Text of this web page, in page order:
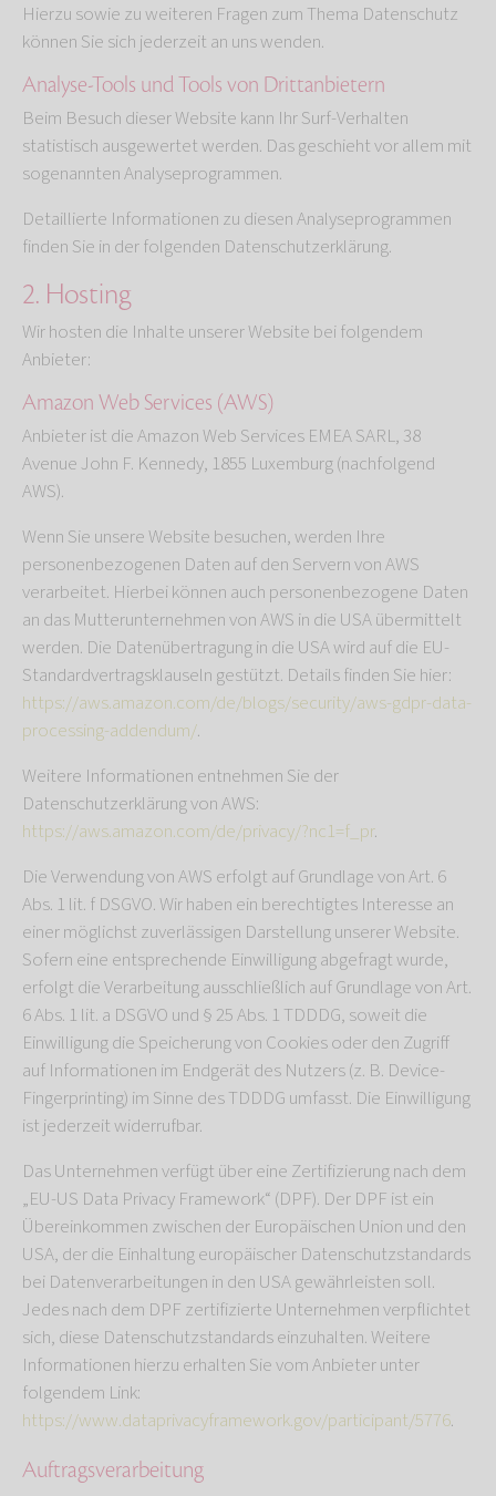
Hierzu sowie zu weiteren Fragen zum Thema Datenschutz
können Sie sich jederzeit an uns wenden.
Analyse-Tools und Tools von Dritt­anbietern
Beim Besuch dieser Website kann Ihr Surf-Verhalten
statistisch ausgewertet werden. Das geschieht vor allem mit
sogenannten Analyseprogrammen.
Detaillierte Informationen zu diesen Analyseprogrammen
finden Sie in der folgenden Datenschutzerklärung.
2. Hosting
Wir hosten die Inhalte unserer Website bei folgendem
Anbieter:
Amazon Web Services (AWS)
Anbieter ist die Amazon Web Services EMEA SARL, 38
Avenue John F. Kennedy, 1855 Luxemburg (nachfolgend
AWS).
Wenn Sie unsere Website besuchen, werden Ihre
personenbezogenen Daten auf den Servern von AWS
verarbeitet. Hierbei können auch personenbezogene Daten
an das Mutterunternehmen von AWS in die USA übermittelt
werden. Die Datenübertragung in die USA wird auf die EU-
Standardvertragsklauseln gestützt. Details finden Sie hier:
https://aws.amazon.com/de/blogs/security/aws-gdpr-data-
processing-addendum/.
Weitere Informationen entnehmen Sie der
Datenschutzerklärung von AWS:
https://aws.amazon.com/de/privacy/?nc1=f_pr.
Die Verwendung von AWS erfolgt auf Grundlage von Art. 6
Abs. 1 lit. f DSGVO. Wir haben ein berechtigtes Interesse an
einer möglichst zuverlässigen Darstellung unserer Website.
Sofern eine entsprechende Einwilligung abgefragt wurde,
erfolgt die Verarbeitung ausschließlich auf Grundlage von Art.
6 Abs. 1 lit. a DSGVO und § 25 Abs. 1 TDDDG, soweit die
Einwilligung die Speicherung von Cookies oder den Zugriff
auf Informationen im Endgerät des Nutzers (z. B. Device-
Fingerprinting) im Sinne des TDDDG umfasst. Die Einwilligung
ist jederzeit widerrufbar.
Das Unternehmen verfügt über eine Zertifizierung nach dem
„EU-US Data Privacy Framework“ (DPF). Der DPF ist ein
Übereinkommen zwischen der Europäischen Union und den
USA, der die Einhaltung europäischer Datenschutzstandards
bei Datenverarbeitungen in den USA gewährleisten soll.
Jedes nach dem DPF zertifizierte Unternehmen verpflichtet
sich, diese Datenschutzstandards einzuhalten. Weitere
Informationen hierzu erhalten Sie vom Anbieter unter
folgendem Link:
https://www.dataprivacyframework.gov/participant/5776.
Auftragsverarbeitung